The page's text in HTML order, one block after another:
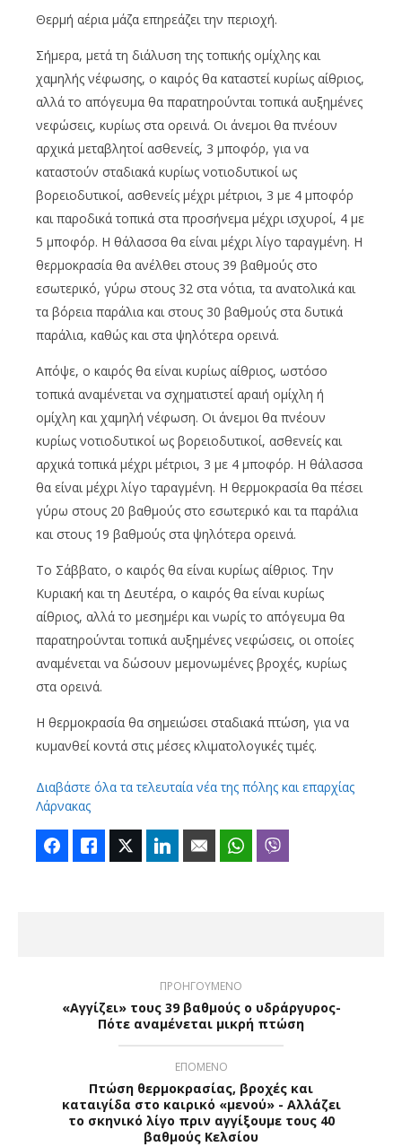
Θερμή αέρια μάζα επηρεάζει την περιοχή.
Σήμερα, μετά τη διάλυση της τοπικής ομίχλης και
χαμηλής νέφωσης, ο καιρός θα καταστεί κυρίως αίθριος,
αλλά το απόγευμα θα παρατηρούνται τοπικά αυξημένες
νεφώσεις, κυρίως στα ορεινά. Οι άνεμοι θα πνέουν
αρχικά μεταβλητοί ασθενείς, 3 μποφόρ, για να
καταστούν σταδιακά κυρίως νοτιοδυτικοί ως
βορειοδυτικοί, ασθενείς μέχρι μέτριοι, 3 με 4 μποφόρ
και παροδικά τοπικά στα προσήνεμα μέχρι ισχυροί, 4 με
5 μποφόρ. Η θάλασσα θα είναι μέχρι λίγο ταραγμένη. Η
θερμοκρασία θα ανέλθει στους 39 βαθμούς στο
εσωτερικό, γύρω στους 32 στα νότια, τα ανατολικά και
τα βόρεια παράλια και στους 30 βαθμούς στα δυτικά
παράλια, καθώς και στα ψηλότερα ορεινά.
Απόψε, ο καιρός θα είναι κυρίως αίθριος, ωστόσο
τοπικά αναμένεται να σχηματιστεί αραιή ομίχλη ή
ομίχλη και χαμηλή νέφωση. Οι άνεμοι θα πνέουν
κυρίως νοτιοδυτικοί ως βορειοδυτικοί, ασθενείς και
αρχικά τοπικά μέχρι μέτριοι, 3 με 4 μποφόρ. Η θάλασσα
θα είναι μέχρι λίγο ταραγμένη. Η θερμοκρασία θα πέσει
γύρω στους 20 βαθμούς στο εσωτερικό και τα παράλια
και στους 19 βαθμούς στα ψηλότερα ορεινά.
Το Σάββατο, ο καιρός θα είναι κυρίως αίθριος. Την
Κυριακή και τη Δευτέρα, ο καιρός θα είναι κυρίως
αίθριος, αλλά το μεσημέρι και νωρίς το απόγευμα θα
παρατηρούνται τοπικά αυξημένες νεφώσεις, οι οποίες
αναμένεται να δώσουν μεμονωμένες βροχές, κυρίως
στα ορεινά.
Η θερμοκρασία θα σημειώσει σταδιακά πτώση, για να
κυμανθεί κοντά στις μέσες κλιματολογικές τιμές.
Διαβάστε όλα τα τελευταία νέα της πόλης και επαρχίας
Λάρνακας
FacebookLike Twitter LinkedIn Email WhatsApp
ΠΡΟΗΓΟΥΜΕΝΟ
«Αγγίζει» τους 39 βαθμούς ο υδράργυρος-
Πότε αναμένεται μικρή πτώση
ΕΠΟΜΕΝΟ
Πτώση θερμοκρασίας, βροχές και
καταιγίδα στο καιρικό «μενού» - Αλλάζει
το σκηνικό λίγο πριν αγγίξουμε τους 40
βαθμούς Κελσίου